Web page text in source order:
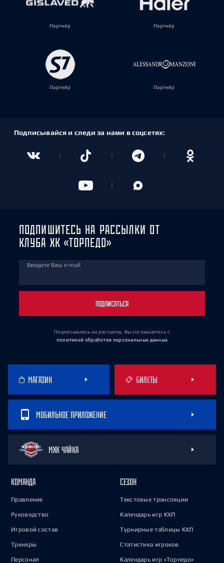
Партнёр Партнёр
Партнёр Партнёр
Подписывайся и следи за нами в соцсетях:
ПОДПИШИТЕСЬ НА РАССЫЛКИ ОТ
КЛУБА ХК «ТОРПЕДО»
Введите Ваш e-mail
ПОДПИСАТЬСЯ
Подписываясь на рассылку, Вы соглашаетесь с
политикой обработки персональных данных
МАГАЗИН БИЛЕТЫ
МОБИЛЬНОЕ ПРИЛОЖЕНИЕ
МХК ЧАЙКА
КОМАНДА
Правление
Руководство
Игровой состав
Тренеры
Персонал
СЕЗОН
Текстовые трансляции
Календарь игр КХЛ
Турнирные таблицы КХЛ
Статистика игроков
Календарь игр «Торпедо»